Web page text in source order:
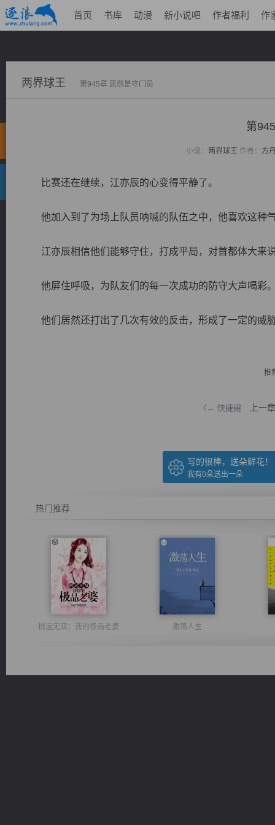
首页 书库 动漫 新小说吧 作者福利 作
两界球王 第945章 居然是守门员
第
小说： 两界球王作者： 方
比赛还在继续，江亦辰的心变得平静了。
他加入到了为场上队员呐喊的队伍之中，他喜欢这种
江亦辰相信他们能够守住，打成平局，对首都体大来
他屏住呼吸，为队友们的每一次成功的防守大声喝彩
他们居然还打出了几次有效的反击，形成了一定的威
推
（← 快捷键 上一章
写的很棒，送朵鲜花！
我有0朵送出一朵
热门推荐
桃运无双：我的极品老婆 激荡人生